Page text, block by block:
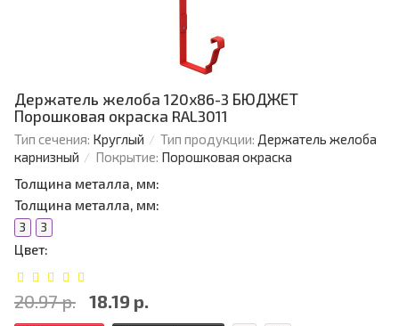
Держатель желоба 120х86-3 БЮДЖЕТ
Порошковая окраска RAL3011
Тип сечения: Круглый Тип продукции: Держатель желоба
карнизный
Покрытие: Порошковая окраска
Толщина металла, мм:
Толщина металла, мм:
3 3
Цвет:
20.97 р. 18.19 р.